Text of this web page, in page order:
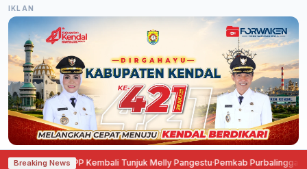
IKLAN
Breaking News
Berakhir, DPP Kembali Tunjuk Melly Pangestu·Pemkab Purbalingga